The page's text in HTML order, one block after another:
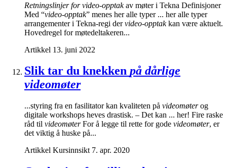
Retningslinjer for video-opptakav møter i Tekna Definisjoner
Med “video-opptak” menes her alle typer ... her alle typer
arrangementer i Tekna-regi dervideo-opptakkan være aktuelt.
Hovedregel for møtedeltakeren...
Artikkel 13. juni 2022
Slik tar du knekken på dårlige
videomøter
...styring fra en fasilitator kan kvaliteten på videomøterog
digitale workshops heves drastisk. – Det kan ... her! Fire raske
råd til videomøterFor å legge til rette for gode videomøter, er
det viktig å huske på...
Artikkel Kursinnsikt 7. apr. 2020